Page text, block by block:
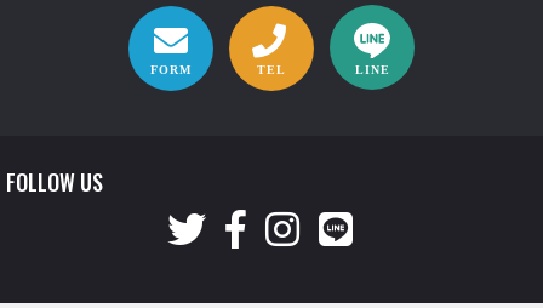
FORM TEL LINE
FOLLOW US